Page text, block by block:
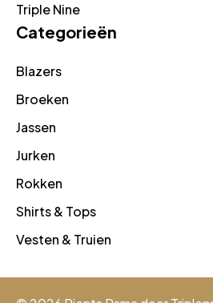
Triple Nine
Categorieën
Blazers
Broeken
Jassen
Jurken
Rokken
Shirts & Tops
Vesten & Truien